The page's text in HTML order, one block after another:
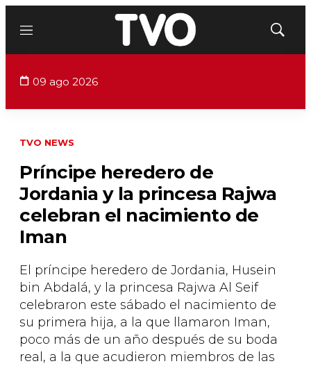
Menú
Mostrar
09 ago 2026
TVO NEWS
Príncipe heredero de
Jordania y la princesa Rajwa
celebran el nacimiento de
Iman
El príncipe heredero de Jordania, Husein
bin Abdalá, y la princesa Rajwa Al Seif
celebraron este sábado el nacimiento de
su primera hija, a la que llamaron Iman,
poco más de un año después de su boda
real, a la que acudieron miembros de las